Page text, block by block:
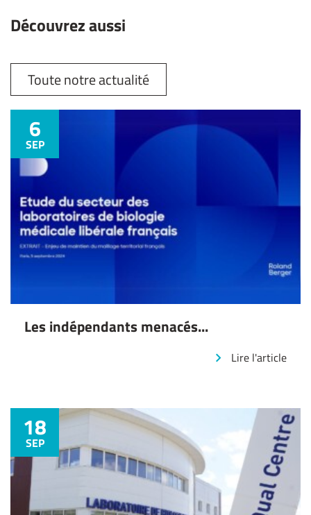
Découvrez aussi
Toute notre actualité
6
SEP
Les indépendants menacés...
Lire l'article
18
SEP